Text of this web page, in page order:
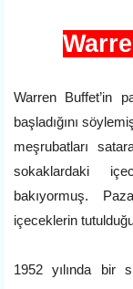
Warren Buffet’in
başladığını
meşrubatları
sokaklardaki
bakıyormuş.
içeceklerin
1952 yılında bir